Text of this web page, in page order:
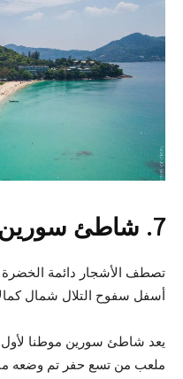
7. شاطئ سورين
تصطف الأشجار دائمة الخضرة
أسفل سفوح التلال شمال
يعد شاطئ سورين موطنا
ملعب من تسع حفر تم وضعه